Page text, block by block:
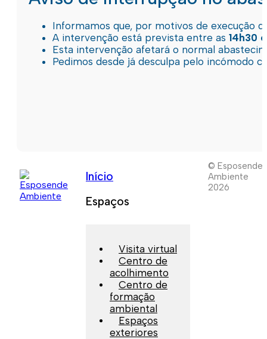
Informamos que, por motivos de execução
A intervenção está prevista entre as 14h30
Esta intervenção afetará o normal
Pedimos desde já desculpa pelo incómodo
Início
Espaços
Visita virtual
Centro de
acolhimento
Centro de
formação
ambiental
Espaços
exteriores
© Esposende
Ambiente
2026